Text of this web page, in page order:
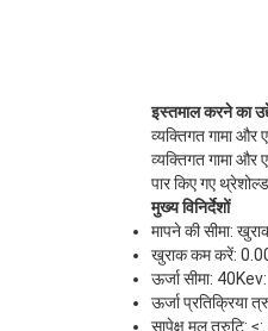
इस्तमाल करने का
व्यक्तिगत गामा और
व्यक्तिगत गामा और
पार किए गए
मुख्य विनिर्देशों
मापने की सीमा:
खुराक कम करें:
ऊर्जा सीमा:
ऊर्जा प्रतिक्रिया
सापेक्ष मूल त्रुटि: